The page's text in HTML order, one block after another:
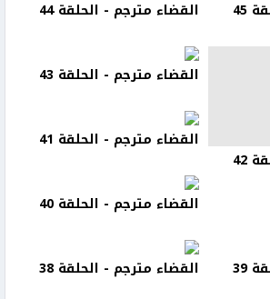
45 القضاء مترجم - الحلقة 44
42
القضاء مترجم - الحلقة 43
القضاء مترجم - الحلقة 41
القضاء مترجم - الحلقة 40
39 القضاء مترجم - الحلقة 38